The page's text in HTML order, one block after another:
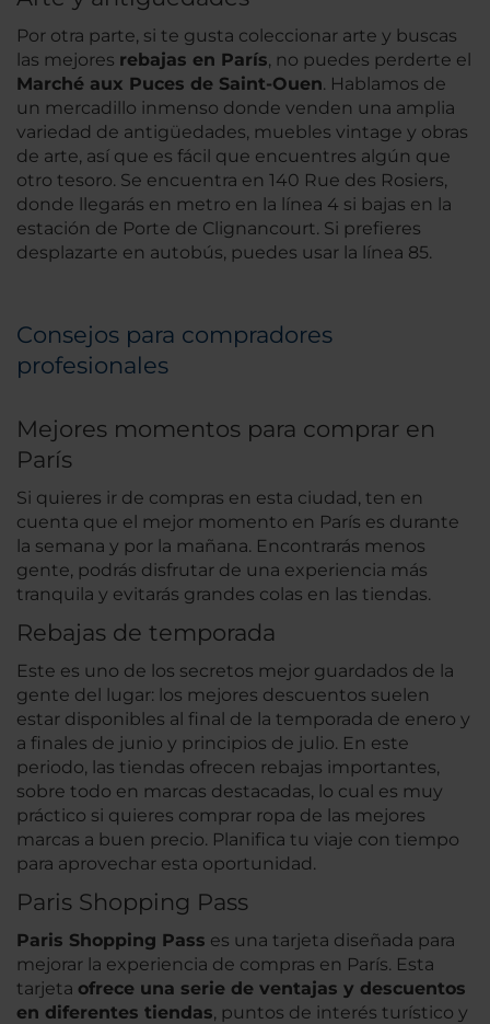
Por otra parte, si te gusta coleccionar arte y buscas
las mejores rebajas en París, no puedes perderte el
Marché aux Puces de Saint-Ouen. Hablamos de
un mercadillo inmenso donde venden una amplia
variedad de antigüedades, muebles vintage y obras
de arte, así que es fácil que encuentres algún que
otro tesoro. Se encuentra en 140 Rue des Rosiers,
donde llegarás en metro en la línea 4 si bajas en la
estación de Porte de Clignancourt. Si prefieres
desplazarte en autobús, puedes usar la línea 85.
Consejos para compradores
profesionales
Mejores momentos para comprar en
París
Si quieres ir de compras en esta ciudad, ten en
cuenta que el mejor momento en París es durante
la semana y por la mañana. Encontrarás menos
gente, podrás disfrutar de una experiencia más
tranquila y evitarás grandes colas en las tiendas.
Rebajas de temporada
Este es uno de los secretos mejor guardados de la
gente del lugar: los mejores descuentos suelen
estar disponibles al final de la temporada de enero y
a finales de junio y principios de julio. En este
periodo, las tiendas ofrecen rebajas importantes,
sobre todo en marcas destacadas, lo cual es muy
práctico si quieres comprar ropa de las mejores
marcas a buen precio. Planifica tu viaje con tiempo
para aprovechar esta oportunidad.
Paris Shopping Pass
Paris Shopping Pass es una tarjeta diseñada para
mejorar la experiencia de compras en París. Esta
tarjeta ofrece una serie de ventajas y descuentos
en diferentes tiendas, puntos de interés turístico y